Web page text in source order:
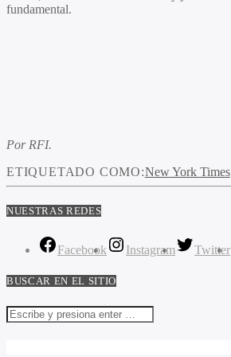
fundamental.
Por RFI.
ETIQUETADO COMO:New York Times
NUESTRAS REDES
Facebook Instagram Twitter
BUSCAR EN EL SITIO